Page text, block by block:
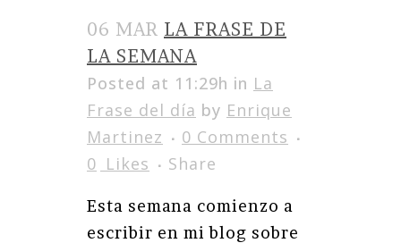
06 MAR LA FRASE DE
LA SEMANA
Posted at 11:29h in La
Frase del día by Enrique
Martinez
0 Comments
0 Likes Share
Esta semana comienzo a
escribir en mi blog sobre